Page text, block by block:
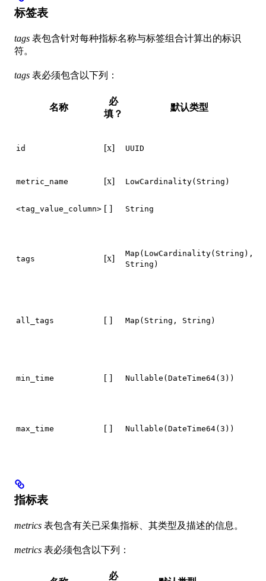
标签表
tags 表包含针对每种指标名称与标签组合计算出的标识
符。
tags 表必须包含以下列：
名称
必
填？
默认类型
id [x] UUID
metric_name [x] LowCardinality(String)
<tag_value_column> [ ] String
tags [x]
Map(LowCardinality(String),
String)
all_tags [ ] Map(String, String)
min_time [ ] Nullable(DateTime64(3))
max_time [ ] Nullable(DateTime64(3))
指标表
metrics 表包含有关已采集指标、其类型及描述的信息。
metrics 表必须包含以下列：
必